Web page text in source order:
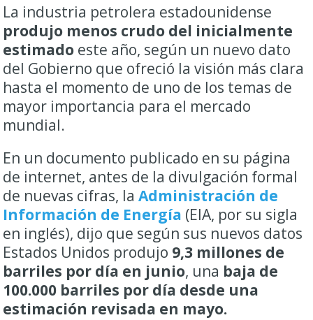
La industria petrolera estadounidense
produjo menos crudo del inicialmente
estimado este año, según un nuevo dato
del Gobierno que ofreció la visión más clara
hasta el momento de uno de los temas de
mayor importancia para el mercado
mundial.
En un documento publicado en su página
de internet, antes de la divulgación formal
de nuevas cifras, laAdministración de
Información de Energía (EIA, por su sigla
en inglés), dijo que según sus nuevos datos
Estados Unidos produjo 9,3 millones de
barriles por día en junio, una baja de
100.000 barriles por día desde una
estimación revisada en mayo.